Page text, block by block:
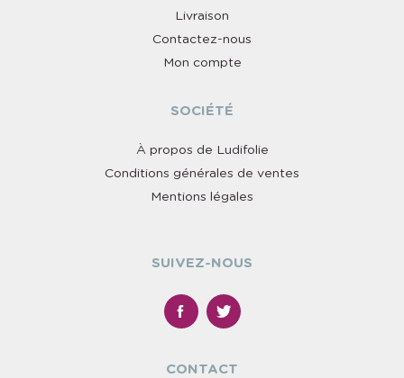
Livraison
Contactez-nous
Mon compte
SOCIÉTÉ
À propos de Ludifolie
Conditions générales de ventes
Mentions légales
SUIVEZ-NOUS
CONTACT